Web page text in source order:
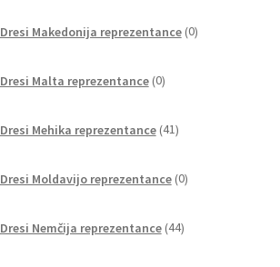
Dresi Makedonija reprezentance 0izdelkov
Dresi Malta reprezentance 0izdelkov
Dresi Mehika reprezentance 41izdelkov
Dresi Moldavijo reprezentance 0izdelkov
Dresi Nemčija reprezentance 44izdelkov